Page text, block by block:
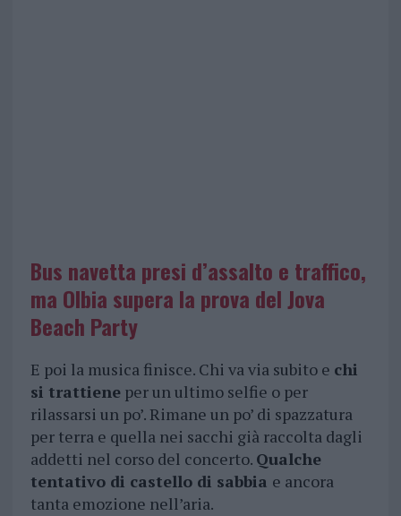
Bus navetta presi d’assalto e traffico,
ma Olbia supera la prova del Jova
Beach Party
E poi la musica finisce. Chi va via subito e chi
si trattieneper un ultimo selfie o per
rilassarsi un po’. Rimane un po’ di spazzatura
per terra e quella nei sacchi già raccolta dagli
addetti nel corso del concerto. Qualche
tentativo di castello di sabbia e ancora
tanta emozione nell’aria.